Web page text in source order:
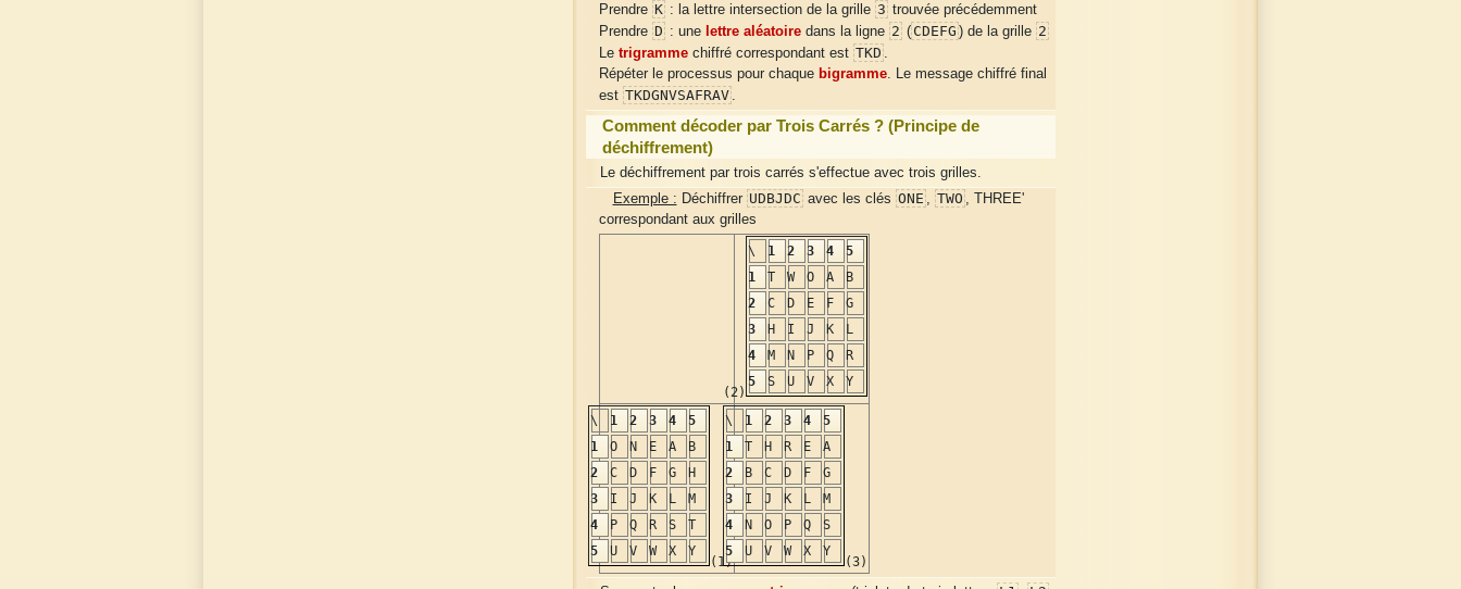
Prendre K : la lettre intersection de la grille 3 trouvée précédemment
Prendre D : une lettre aléatoire dans la ligne 2 ( CDEFG ) de la grille 2
Le trigramme chiffré correspondant est TKD .
Répéter le processus pour chaque bigramme. Le message chiffré final
est TKDGNVSAFRAV .
Comment décoder par Trois Carrés ? (Principe de
déchiffrement)
Le déchiffrement par trois carrés s'effectue avec trois grilles.
Exemple : Déchiffrer UDBJDCavec les clés ONE, TWO, THREE'
correspondant aux grilles
(2)
\ 1 2 3 4
5
1
T W O A
B
2
C D E F
G
3
H I J K
L
4
M N P Q
R
5
S U V X Y
\ 1 2 3 4
5
1
O N E A
B
2
C D F G
H
3
I J K L
M
4
P Q R S
T
5
U V W X Y
(1)
\ 1 2 3 4
5
1
T H R E
A
2
B C D F
G
3
I J K L
M
4
N O P Q
S
5
U V W X Y
(3)